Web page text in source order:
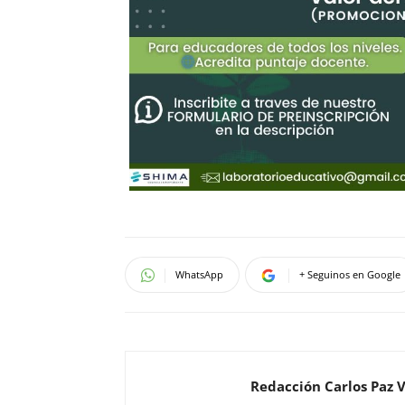
WhatsApp + Seguinos en Google
Redacción Carlos Paz